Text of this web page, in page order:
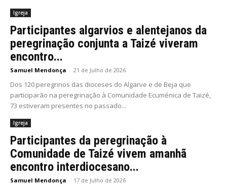
Igreja
Participantes algarvios e alentejanos da
peregrinação conjunta a Taizé viveram
encontro...
Samuel Mendonça - 21 de Julho de 2026
Dos 120 peregrinos das dioceses do Algarve e de Beja que
participarão na peregrinação à Comunidade Ecuménica de Taizé,
73 estiveram presentes no passado...
Igreja
Participantes da peregrinação à
Comunidade de Taizé vivem amanhã
encontro interdiocesano...
Samuel Mendonça - 17 de Julho de 2026